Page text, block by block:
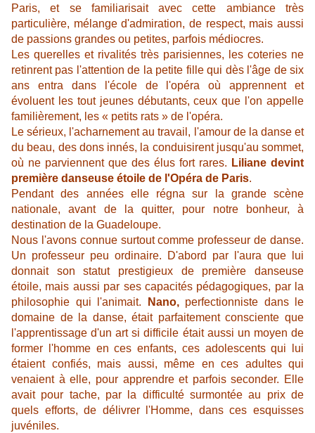
Paris, et se familiarisait avec cette ambiance très
particulière, mélange d'admiration, de respect, mais aussi
de passions grandes ou petites, parfois médiocres.
Les querelles et rivalités très parisiennes, les coteries ne
retinrent pas l'attention de la petite fille qui dès l'âge de six
ans entra dans l'école de l'opéra où apprennent et
évoluent les tout jeunes débutants, ceux que l'on appelle
familièrement, les « petits rats » de l'opéra.
Le sérieux, l'acharnement au travail, l'amour de la danse et
du beau, des dons innés, la conduisirent jusqu'au sommet,
où ne parviennent que des élus fort rares. Liliane devint
première danseuse étoile de l'Opéra de Paris.
Pendant des années elle régna sur la grande scène
nationale, avant de la quitter, pour notre bonheur, à
destination de la Guadeloupe.
Nous l'avons connue surtout comme professeur de danse.
Un professeur peu ordinaire. D'abord par l'aura que lui
donnait son statut prestigieux de première danseuse
étoile, mais aussi par ses capacités pédagogiques, par la
philosophie qui l'animait.
Nano,perfectionniste dans le
domaine de la danse, était parfaitement consciente que
l'apprentissage d'un art si difficile était aussi un moyen de
former l'homme en ces enfants, ces adolescents qui lui
étaient confiés, mais aussi, même en ces adultes qui
venaient à elle, pour apprendre et parfois seconder. Elle
avait pour tache, par la difficulté surmontée au prix de
quels efforts, de délivrer l'Homme, dans ces esquisses
juvéniles.